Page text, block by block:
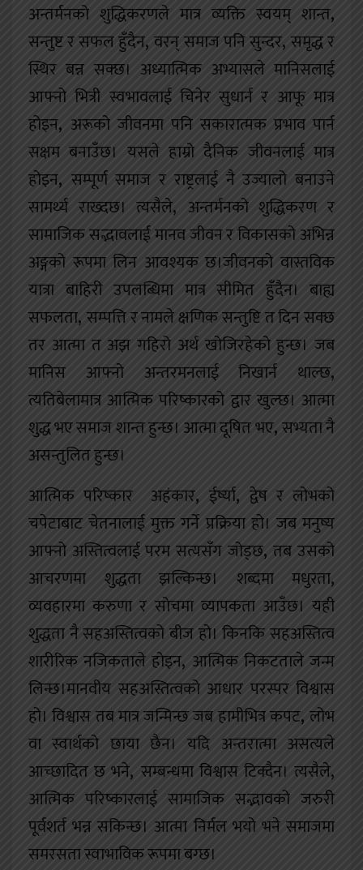
अन्तर्मनको शुद्धिकरणले मात्र व्यक्ति स्वयम् शान्त,
सन्तुष्ट र सफल हुँदैन,वरन् समाज पनि सुन्दर, समृद्ध र
स्थिर बन्न सक्छ। अध्यात्मिक अभ्यासले मानिसलाई
आफ्नो भित्री स्वभावलाई चिनेर सुधार्न र आफू मात्र
होइन, अरूको जीवनमा पनि सकारात्मक प्रभाव पार्न
सक्षम बनाउँछ। यसले हाम्रो दैनिक जीवनलाई मात्र
होइन, सम्पूर्ण समाज र राष्ट्रलाई नै उज्यालो बनाउने
सामर्थ्य राख्दछ। त्यसैले, अन्तर्मनको शुद्धिकरण र
सामाजिक सद्भावलाई मानव जीवन र विकासको अभिन्न
अङ्गको रूपमा लिन आवश्यक छ।जीवनको वास्तविक
यात्रा बाहिरी उपलब्धिमा मात्र सीमित हुँदैन। बाह्य
सफलता, सम्पत्ति र नामले क्षणिक सन्तुष्टि त दिन सक्छ
तर आत्मा त अझ गहिरो अर्थ खोजिरहेको हुन्छ। जब
मानिस आफ्नो अन्तरमनलाई निखार्न थाल्छ,
त्यतिबेलामात्र आत्मिक परिष्कारको द्वार खुल्छ। आत्मा
शुद्ध भए समाज शान्त हुन्छ। आत्मा दूषित भए,सभ्यता नै
असन्तुलित हुन्छ।
आत्मिक परिष्कार अहंकार, ईर्ष्या, द्वेष र लोभको
चपेटाबाट चेतनालाई मुक्त गर्ने प्रक्रिया हो। जब मनुष्य
आफ्नो अस्तित्वलाई परम सत्यसँग जोड्छ,तब उसको
आचरणमा शुद्धता झल्किन्छ। शब्दमा मधुरता,
व्यवहारमा करुणा र सोचमा व्यापकता आउँछ। यही
शुद्धता नै सहअस्तित्वको बीज हो। किनकि सहअस्तित्व
शारीरिक नजिकताले होइन, आत्मिक निकटताले जन्म
लिन्छ।मानवीय सहअस्तित्वको आधार परस्पर विश्वास
हो। विश्वास तब मात्र जन्मिन्छ जब हामीभित्र कपट, लोभ
वा स्वार्थको छाया छैन। यदि अन्तरात्मा असत्यले
आच्छादित छ भने, सम्बन्धमा विश्वास टिक्दैन। त्यसैले,
आत्मिक परिष्कारलाई सामाजिक सद्भावको जरुरी
पूर्वशर्त भन्न सकिन्छ। आत्मा निर्मल भयो भने समाजमा
समरसता स्वाभाविक रूपमा बग्छ।